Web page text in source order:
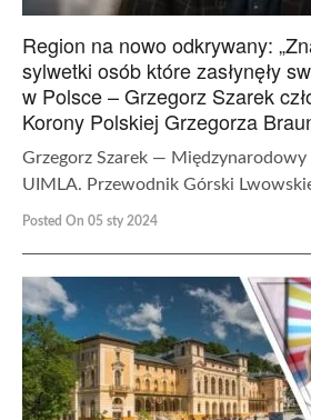
Region na nowo odkrywany:
sylwetki osób które zasłynęły
w Polsce – Grzegorz Szarek
Korony Polskiej Grzegorza
Grzegorz Szarek —
UIMLA. Przewodnik Górski
Posted On 05 sty 2024